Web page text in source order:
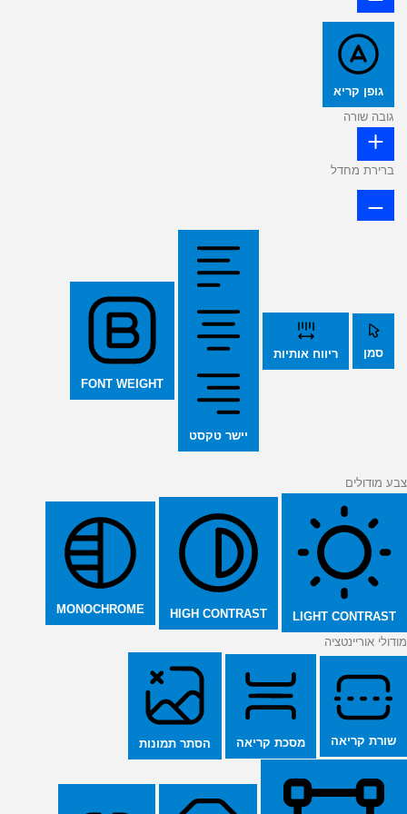
גופן קריא
גובה שורה
ברירת מחדל
סמן ריווח אותיות
יישר טקסט
FONT WEIGHT
צבע מודולים
LIGHT CONTRAST
HIGH CONTRAST
MONOCHROME
מודולי אוריינטציה
שורת קריאה מסכת קריאה הסתר תמונות